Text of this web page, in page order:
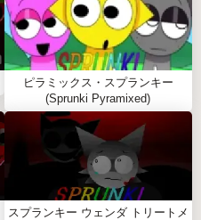
ピラミックス・スプランキー
(Sprunki Pyramixed)
スプランキー ウェンダ トリートメ